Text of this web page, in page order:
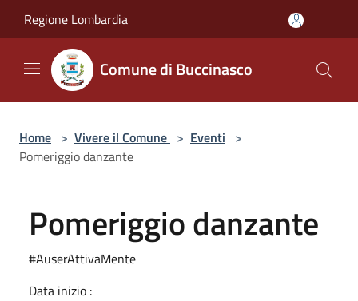
Regione Lombardia
Comune di Buccinasco
Home > Vivere il Comune > Eventi >
Pomeriggio danzante
Pomeriggio danzante
#AuserAttivaMente
Data inizio :